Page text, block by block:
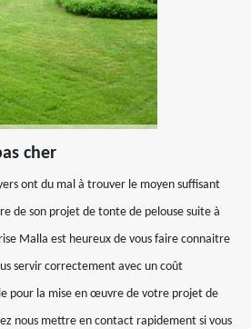
cher
ont du mal à trouver le moyen suffisant
de son projet de tonte de pelouse suite à
Malla est heureux de vous faire connaitre
servir correctement avec un coût
pour la mise en œuvre de votre projet de
nous mettre en contact rapidement si vous